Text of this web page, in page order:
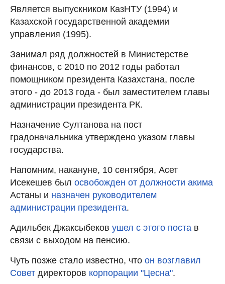
Является выпускником КазНТУ (1994) и
Казахской государственной академии
управления (1995).
Занимал ряд должностей в Министерстве
финансов, с 2010 по 2012 годы работал
помощником президента Казахстана, после
этого - до 2013 года - был заместителем главы
администрации президента РК.
Назначение Султанова на пост
градоначальника утверждено указом главы
государства.
Напомним, накануне, 10 сентября, Асет
Исекешев был освобожден от должности акима
Астаны и назначен руководителем
администрации президента.
Адильбек Джаксыбеков ушел с этого поста в
связи с выходом на пенсию.
Чуть позже стало известно, что он возглавил
Совет директоров корпорации "Цесна".